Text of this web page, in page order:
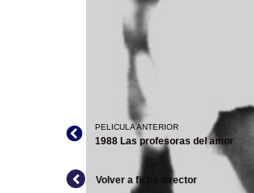
PELICULA ANTERIOR
1988 Las profesoras del amor
Volver a ficha director